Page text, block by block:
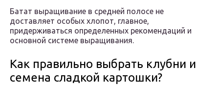
Батат выращивание в средней полосе не
доставляет особых хлопот, главное,
придерживаться определенных рекомендаций и
основной системе выращивания.
Как правильно выбрать клубни и
семена сладкой картошки?